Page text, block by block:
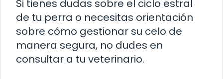
Si tienes dudas sobre el ciclo estral
de tu perra o necesitas orientación
sobre cómo gestionar su celo de
manera segura, no dudes en
consultar a tu veterinario.